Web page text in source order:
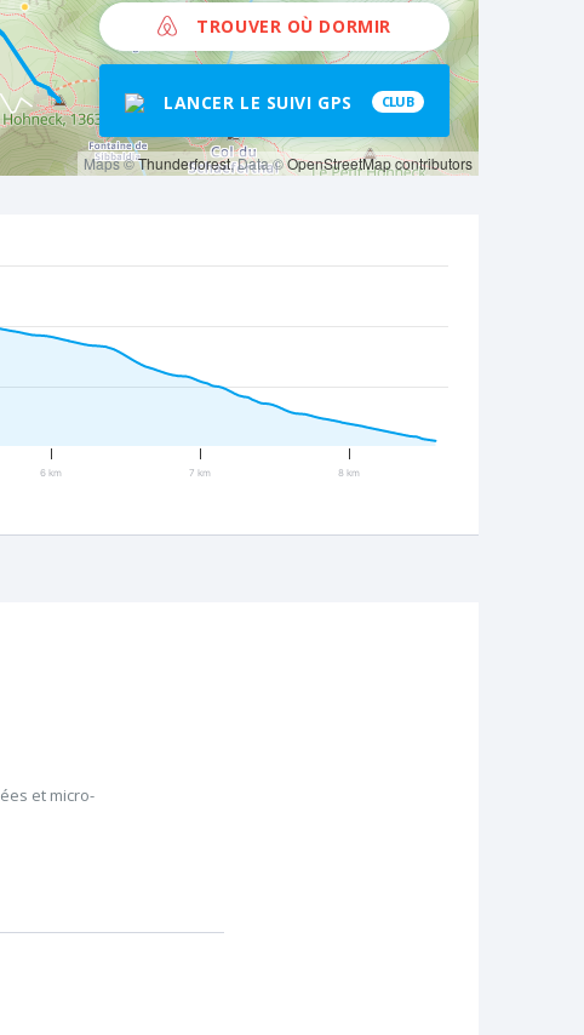
Maps ©Thunderforest, Data ©OpenStreetMap contributors
TROUVER OÙ DORMIR
LANCER LE SUIVI GPS CLUB
6 km 7 km 8 km
et micro-